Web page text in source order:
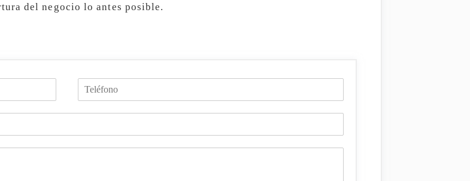
del negocio lo antes posible.